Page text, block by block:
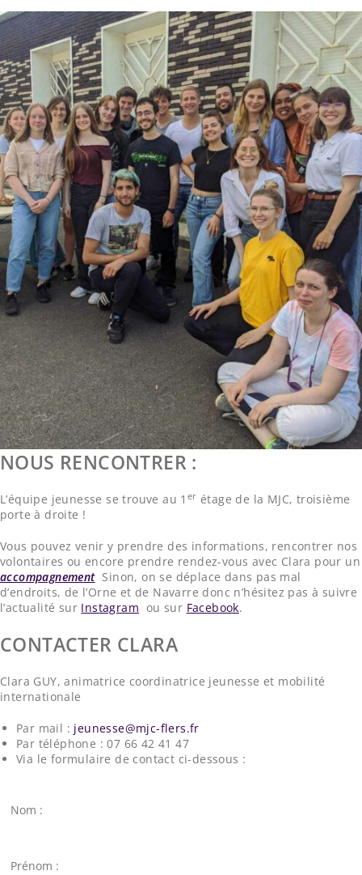
NOUS RENCONTRER :
L’équipe jeunesse se trouve au 1 er étage de la MJC, troisième
porte à droite !
Vous pouvez venir y prendre des informations, rencontrer nos
volontaires ou encore prendre rendez-vous avec Clara pour un
accompagnement Sinon, on se déplace dans pas mal
d’endroits, de l’Orne et de Navarre donc n’hésitez pas à suivre
l’actualité sur Instagram ou sur Facebook.
CONTACTER CLARA
Clara GUY, animatrice coordinatrice jeunesse et mobilité
internationale
Par mail : jeunesse@mjc-flers.fr
Par téléphone : 07 66 42 41 47
Via le formulaire de contact ci-dessous :